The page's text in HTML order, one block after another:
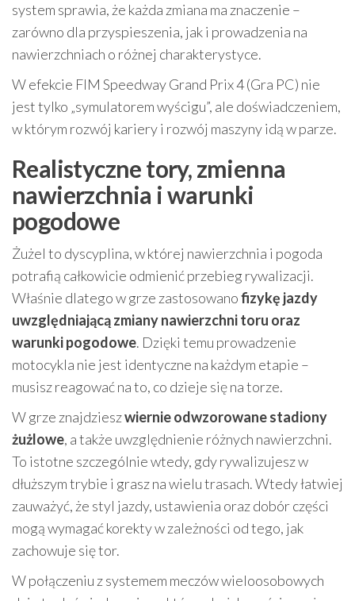
system sprawia, że każda zmiana ma znaczenie –
zarówno dla przyspieszenia, jak i prowadzenia na
nawierzchniach o różnej charakterystyce.
W efekcie FIM Speedway Grand Prix 4 (Gra PC) nie
jest tylko „symulatorem wyścigu”, ale doświadczeniem,
w którym rozwój kariery i rozwój maszyny idą w parze.
Realistyczne tory, zmienna
nawierzchnia i warunki
pogodowe
Żużel to dyscyplina, w której nawierzchnia i pogoda
potrafią całkowicie odmienić przebieg rywalizacji.
Właśnie dlatego w grze zastosowanofizykę jazdy
uwzględniającą zmiany nawierzchni toru oraz
warunki pogodowe. Dzięki temu prowadzenie
motocykla nie jest identyczne na każdym etapie –
musisz reagować na to, co dzieje się na torze.
W grze znajdzieszwiernie odwzorowane stadiony
żużlowe, a także uwzględnienie różnych nawierzchni.
To istotne szczególnie wtedy, gdy rywalizujesz w
dłuższym trybie i grasz na wielu trasach. Wtedy łatwiej
zauważyć, że styl jazdy, ustawienia oraz dobór części
mogą wymagać korekty w zależności od tego, jak
zachowuje się tor.
W połączeniu z systemem meczów wieloosobowych